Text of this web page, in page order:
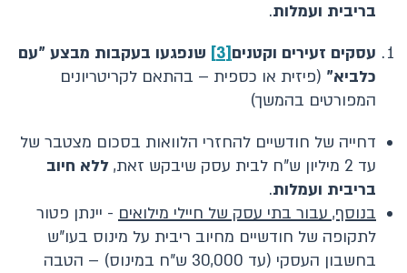
בריבית ועמלות.
עסקים זעירים וקטנים [3]
שנפגעו בעקבות מבצע "עם
כלביא" (פיזית או כספית – בהתאם לקריטריונים
המפורטים בהמשך)
דחייה של חודשיים להחזרי הלוואות בסכום מצטבר של
עד 2 מיליון ש"ח לבית עסק שיבקש זאת,
ללא חיוב
בריבית ועמלות.
בנוסף, עבור בתי עסק של חיילי מילואים - יינתן פטור
לתקופה של חודשיים מחיוב ריבית על מינוס בעו"ש
בחשבון העסקי (עד 30,000 ש"ח במינוס) – הטבה